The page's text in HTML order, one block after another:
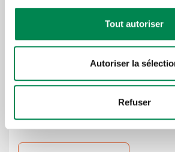
Tout autoriser
Autoriser la
Refuser
formation
Hôtel Best Western - Drummondville
30 novembre et 1er